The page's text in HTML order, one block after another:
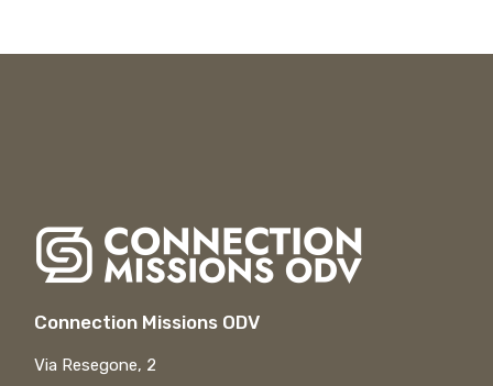
Connection Missions ODV
Via Resegone, 2